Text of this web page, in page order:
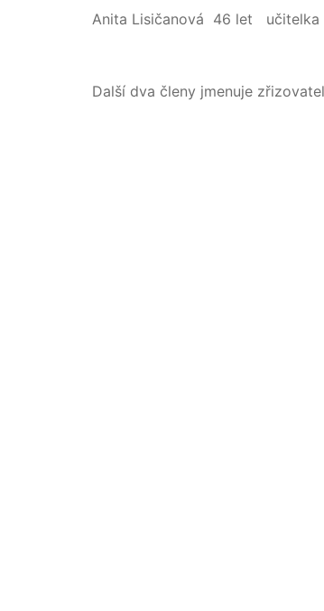
Anita Lisičanová 46 let
Další dva členy jmenuje